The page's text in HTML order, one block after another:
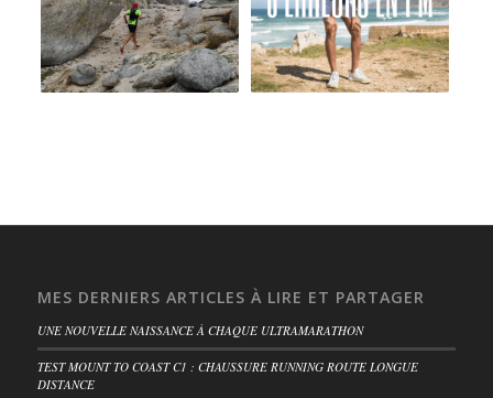
MES DERNIERS ARTICLES À LIRE ET PARTAGER
UNE NOUVELLE NAISSANCE À CHAQUE ULTRAMARATHON
TEST MOUNT TO COAST C1 : CHAUSSURE RUNNING ROUTE LONGUE
DISTANCE